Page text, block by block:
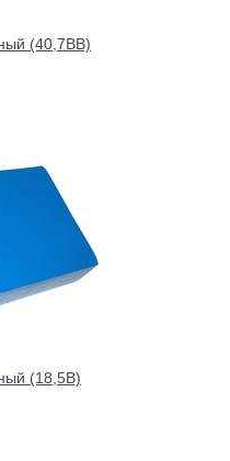
(40,7ВВ)
(18,5В)